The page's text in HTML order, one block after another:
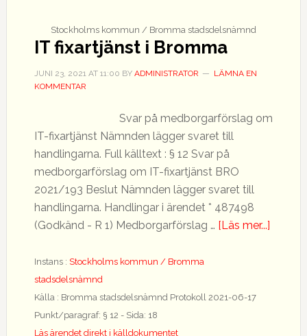
Stockholms kommun / Bromma stadsdelsnämnd
IT fixartjänst i Bromma
JUNI 23, 2021AT 11:00 BY ADMINISTRATOR
LÄMNA EN
KOMMENTAR
Svar på medborgarförslag om
IT-fixartjänst Nämnden lägger svaret till
handlingarna. Full källtext : § 12 Svar på
medborgarförslag om IT-fixartjänst BRO
2021/193 Beslut Nämnden lägger svaret till
handlingarna. Handlingar i ärendet * 487498
(Godkänd - R 1) Medborgarförslag … [Läs mer...]om
Instans : Stockholms kommun / Bromma
stadsdelsnämnd
Källa : Bromma stadsdelsnämnd Protokoll 2021-06-17
Punkt/paragraf: § 12 - Sida: 18
Läs ärendet direkt i källdokumentet